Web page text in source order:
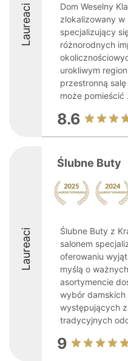
Laureaci
Dom Weselny
zlokalizowany w
specjalizujący
różnorodnych
urokliwym
przestronną
może pomieścić
8.6
Laureaci
Ślubne Buty
Ślubne Buty z
salonem
oferowaniu
myślą o
asortymencie
wybór
występujących
tradycyjnych
9